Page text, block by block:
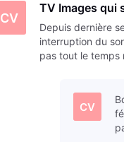
CV
TV Images qui
Depuis dernière
interruption du
pas tout le temps
CV